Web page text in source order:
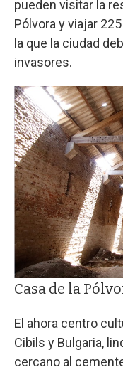
pueden visitar la
Pólvora y viajar
la que la ciudad
invasores.
Casa de la
El ahora centro
Cibils y Bulgaria,
cercano al